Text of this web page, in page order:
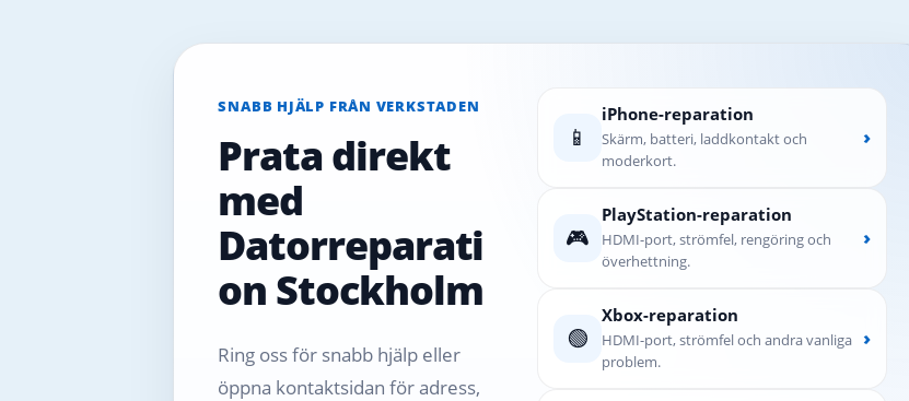
SNABB HJÄLP FRÅN VERKSTADEN
Prata direkt
med
Datorreparati
on Stockholm
Ring oss för snabb hjälp eller
öppna kontaktsidan för adress,
📱
iPhone-reparation
Skärm, batteri, laddkontakt och
moderkort.
›
🎮
PlayStation-reparation
HDMI-port, strömfel, rengöring och
överhettning.
›
🟢
Xbox-reparation
HDMI-port, strömfel och andra vanliga
problem.
›